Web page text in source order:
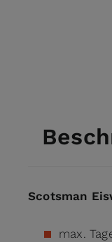
Scotsman
max.